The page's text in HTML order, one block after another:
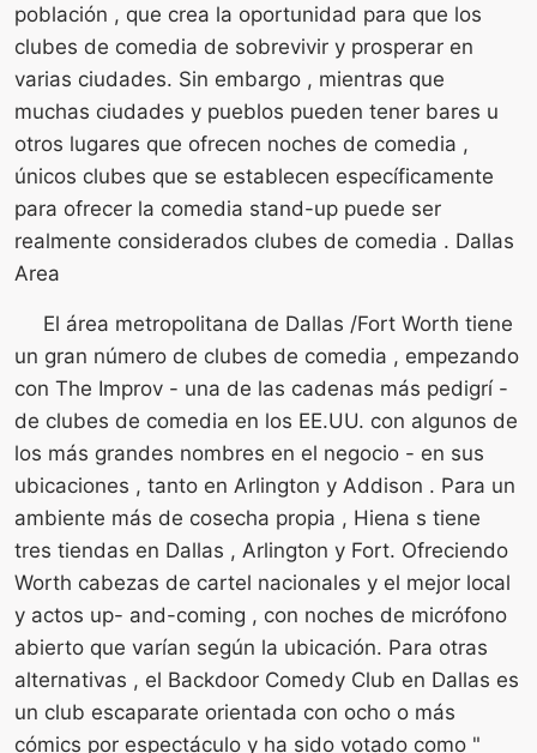
población , que crea la oportunidad para que los
clubes de comedia de sobrevivir y prosperar en
varias ciudades. Sin embargo , mientras que
muchas ciudades y pueblos pueden tener bares u
otros lugares que ofrecen noches de comedia ,
únicos clubes que se establecen específicamente
para ofrecer la comedia stand-up puede ser
realmente considerados clubes de comedia . Dallas
Area
El área metropolitana de Dallas /Fort Worth tiene
un gran número de clubes de comedia , empezando
con The Improv - una de las cadenas más pedigrí -
de clubes de comedia en los EE.UU. con algunos de
los más grandes nombres en el negocio - en sus
ubicaciones , tanto en Arlington y Addison . Para un
ambiente más de cosecha propia , Hiena s tiene
tres tiendas en Dallas , Arlington y Fort. Ofreciendo
Worth cabezas de cartel nacionales y el mejor local
y actos up- and-coming , con noches de micrófono
abierto que varían según la ubicación. Para otras
alternativas , el Backdoor Comedy Club en Dallas es
un club escaparate orientada con ocho o más
cómics por espectáculo y ha sido votado como "